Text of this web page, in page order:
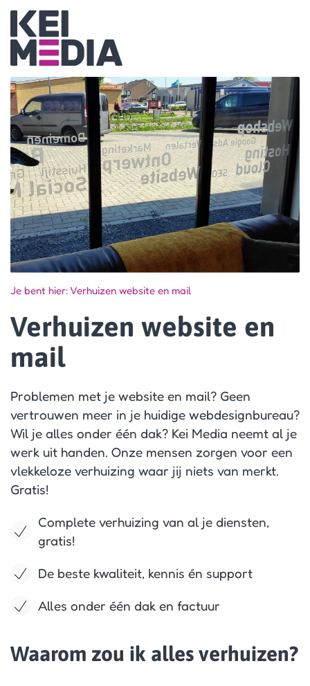
Je bent hier: Verhuizen website en mail
Verhuizen website en
mail
Problemen met je website en mail? Geen
vertrouwen meer in je huidige webdesignbureau?
Wil je alles onder één dak? Kei Media neemt al je
werk uit handen. Onze mensen zorgen voor een
vlekkeloze verhuizing waar jij niets van merkt.
Gratis!
Complete verhuizing van al je diensten,
gratis!
De beste kwaliteit, kennis én support
Alles onder één dak en factuur
Waarom zou ik alles verhuizen?